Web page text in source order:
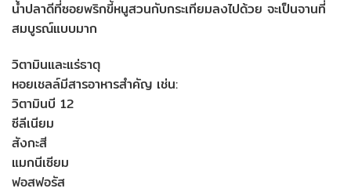
น้ำปลาดีที่ซอยพริกขี้หนูสวนกับกระเทียมลงไปด้วย จะเป็นจานที่
สมบูรณ์แบบมาก
วิตามินและแร่ธาตุ
หอยเชลล์มีสารอาหารสำคัญ เช่น:
วิตามินบี 12
ซีลีเนียม
สังกะสี
แมกนีเซียม
ฟอสฟอรัส